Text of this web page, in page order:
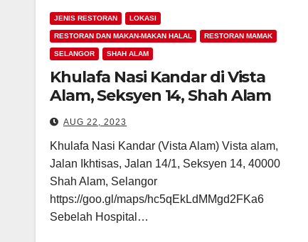
JENIS RESTORAN LOKASI
RESTORAN DAN MAKAN-MAKAN HALAL RESTORAN MAMAK
SELANGOR SHAH ALAM
Khulafa Nasi Kandar di Vista
Alam, Seksyen 14, Shah Alam
AUG 22, 2023
Khulafa Nasi Kandar (Vista Alam) Vista alam,
Jalan Ikhtisas, Jalan 14/1, Seksyen 14, 40000
Shah Alam, Selangor
https://goo.gl/maps/hc5qEkLdMMgd2FKa6
Sebelah Hospital…